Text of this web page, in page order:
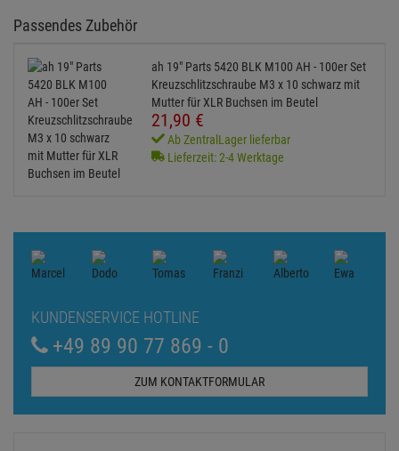
Passendes Zubehör
ah 19" Parts 5420 BLK M100 AH - 100er Set
Kreuzschlitzschraube M3 x 10 schwarz mit
Mutter für XLR Buchsen im Beutel
21,90 €
Ab ZentralLager lieferbar
Lieferzeit: 2-4 Werktage
KUNDENSERVICE HOTLINE
+49 89 90 77 869 - 0
ZUM KONTAKTFORMULAR